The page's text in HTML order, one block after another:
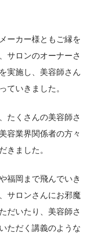
ーカー様ともご縁を
サロンのオーナーさ
実施し、美容師さん
ていきました。
たくさんの美容師さ
容業界関係者の方々
きました。
福岡まで飛んでいき
サロンさんにお邪魔
だいたり、美容師さ
ただく講義のような